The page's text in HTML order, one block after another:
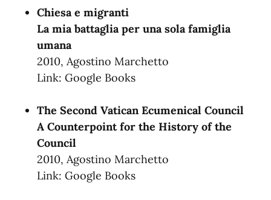
Chiesa e migranti
La mia battaglia per una sola famiglia
umana
2010, Agostino Marchetto
Link:Google Books
The Second Vatican Ecumenical Council
A Counterpoint for the History of the
Council
2010, Agostino Marchetto
Link:Google Books